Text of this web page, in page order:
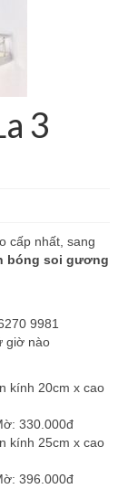
3
cấp nhất, sang
bóng soi gương
9981
giờ nào
kính 20cm x cao
330.000đ
kính 25cm x cao
396.000đ